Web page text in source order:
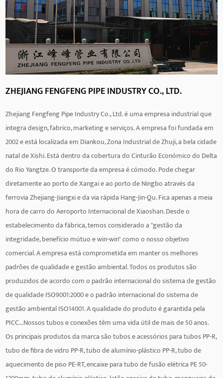
são usadas para proteger o sistema contra danos por
sobrecarga.
A válvula tem a função de abrir e fechar e pode ajustar com
flexibilidade o fluxo e a pressão do fluido conforme
necessário. Algumas válvulas avançadas também têm a
um controle de fluxo preciso e atender a requisitos de
processos complexos. A válvula também pode ser equipada
com um dispositivo elétrico ou pneumático de acordo com
necessidades especiais para obter controle automatizado e
ZHEJIANG FENGFENG PIPE INDUSTRY CO., LTD.
Zhejiang Fengfeng Pipe Industry Co., Ltd. é uma empresa industrial que
integra design, fabrico, marketing e serviços. A empresa foi fundada em
2002 e está localizada em Diankou, Zona Industrial de Zhuji, a bela cidade
natal de Xishi. Está dentro da cobertura do Cinturão Económico do Delta
do Rio Yangtze. O transporte da empresa é cómodo. Pode chegar
diretamente ao porto de Xangai e ao porto de Ningbo através da
ferrovia Zhejiang-Jiangxi e da via rápida Hang-Jin-Qu. Fica apenas a meia
hora de carro do Aeroporto Internacional de Xiaoshan. Desde o
estabelecimento da fábrica, temos considerado a "gestão da
integridade, benefício mútuo e win-win" como o nosso objetivo
comercial. A empresa está comprometida em manter os melhores
padrões de qualidade e gestão ambiental. Todos os produtos são
produzidos de acordo com o padrão internacional do sistema de gestão
de qualidade ISO9001:2000 e o padrão internacional do sistema de
gestão ambiental ISO14001. A qualidade do produto é garantida pela
PICC...Nossos tubos e conexões têm uma vida útil de mais de 50 anos.
Os principais produtos da marca são tubos e acessórios para tubos PP-R,
tubo de fibra de vidro PP-R, tubo de alumínio-plástico PP-R, tubo de
aquecimento de piso PE-RT, encaixe para tubo de fusão elétrica PE 50-